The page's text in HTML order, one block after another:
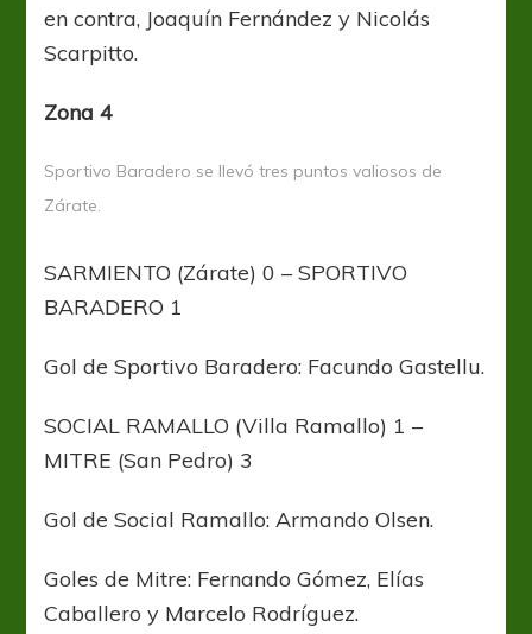
en contra, Joaquín Fernández y Nicolás
Scarpitto.
Zona 4
Sportivo Baradero se llevó tres puntos valiosos de
Zárate.
SARMIENTO (Zárate) 0 – SPORTIVO
BARADERO 1
Gol de Sportivo Baradero: Facundo Gastellu.
SOCIAL RAMALLO (Villa Ramallo) 1 –
MITRE (San Pedro) 3
Gol de Social Ramallo: Armando Olsen.
Goles de Mitre: Fernando Gómez, Elías
Caballero y Marcelo Rodríguez.